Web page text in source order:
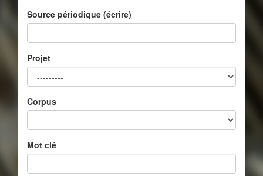
Source périodique (écrire)
Projet
Corpus
Mot clé